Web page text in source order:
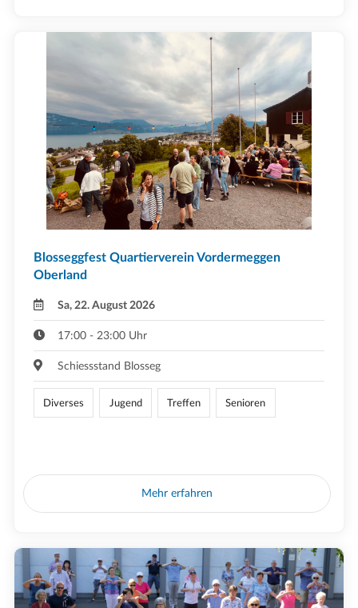
Blosseggfest Quartierverein Vordermeggen
Oberland
Sa, 22. August 2026
17:00 - 23:00 Uhr
Schiessstand Blosseg
Diverses Jugend Treffen Senioren
Mehr erfahren